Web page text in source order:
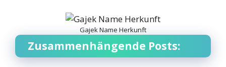
Gajek Name Herkunft
Zusammenhängende Posts: